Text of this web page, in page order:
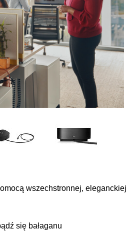
wszechstronnej,
się bałaganu